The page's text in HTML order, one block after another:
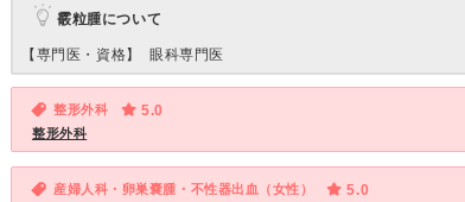
霰粒腫について
【専門医・資格】 眼科専門医
整形外科 5.0
整形外科
産婦人科・卵巣嚢腫・不性器出血（女性） 5.0